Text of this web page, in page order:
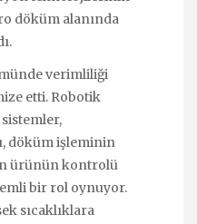
döküm alanında
verimliliği
etti. Robotik
döküm işleminin
ürünün kontrolü
bir rol oynuyor.
sıcaklıklara